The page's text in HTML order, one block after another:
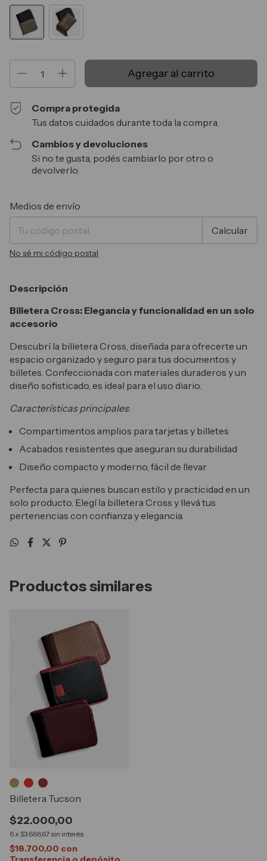
Compra protegida
Tus datos cuidados durante toda la compra.
Cambios y devoluciones
Si no te gusta, podés cambiarlo por otro o
devolverlo.
Entregas para el CP:
Medios de envío
Calcular
No sé mi código postal
Descripción
Billetera Cross: Elegancia y funcionalidad en un solo
accesorio
Descubrí la billetera Cross, diseñada para ofrecerte un
espacio organizado y seguro para tus documentos y
billetes. Confeccionada con materiales duraderos y un
diseño sofisticado, es ideal para el uso diario.
Características principales:
Compartimentos amplios para tarjetas y billetes
Acabados resistentes que aseguran su durabilidad
Diseño compacto y moderno, fácil de llevar
Perfecta para quienes buscan estilo y practicidad en un
solo producto. Elegí la billetera Cross y llevá tus
pertenencias con confianza y elegancia.
Productos similares
Billetera Tucson
$22.000,00
6 x $3.666,67 sin interés
$18.700,00 con